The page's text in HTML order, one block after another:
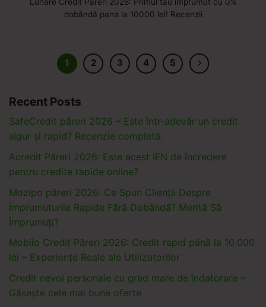
dobândă pana la 10000 lei! Recenzii
1 2 3 4 5
Recent Posts
SafeCredit păreri 2026 – Este într-adevăr un credit
sigur și rapid? Recenzie completă.
Acredit Păreri 2026: Este acest IFN de încredere
pentru credite rapide online?
Mozipo păreri 2026: Ce Spun Clienții Despre
Împrumuturile Rapide Fără Dobândă? Merită Să
Împrumuți?
Mobilo Credit Păreri 2026: Credit rapid până la 10.000
lei – Experiențe Reale ale Utilizatorilor
Credit nevoi personale cu grad mare de îndatorare –
Găsește cele mai bune oferte